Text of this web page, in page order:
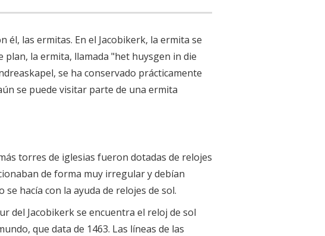
él, las ermitas. En el Jacobikerk, la ermita se
plan, la ermita, llamada "het huysgen in die
se ha conservado prácticamente
se puede visitar parte de una ermita
torres de iglesias fueron dotadas de relojes
de forma muy irregular y debían
se hacía con la ayuda de relojes de sol.
del Jacobikerk se encuentra el reloj de sol
que data de 1463. Las líneas de las